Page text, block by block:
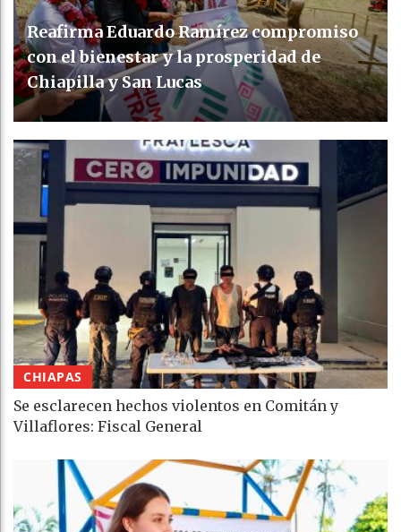
Reafirma Eduardo Ramírez compromiso
con el bienestar y la prosperidad de
Chiapilla y San Lucas
CHIAPAS
Se esclarecen hechos violentos en Comitán y
Villaflores: Fiscal General